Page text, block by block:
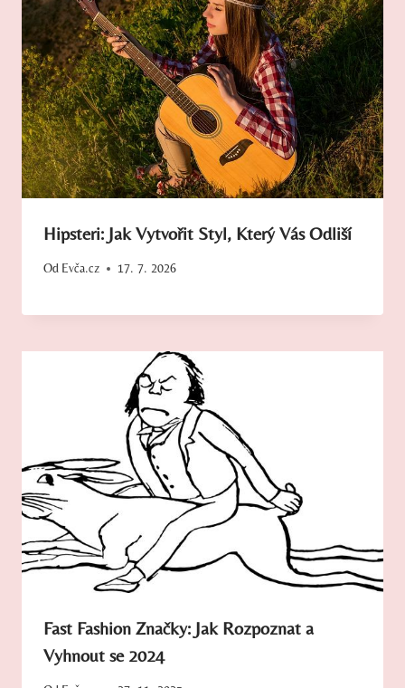
Hipsteri: Jak Vytvořit Styl, Který Vás Odliší
Od Evča.cz 17. 7. 2026
Fast Fashion Značky: Jak Rozpoznat a
Vyhnout se 2024